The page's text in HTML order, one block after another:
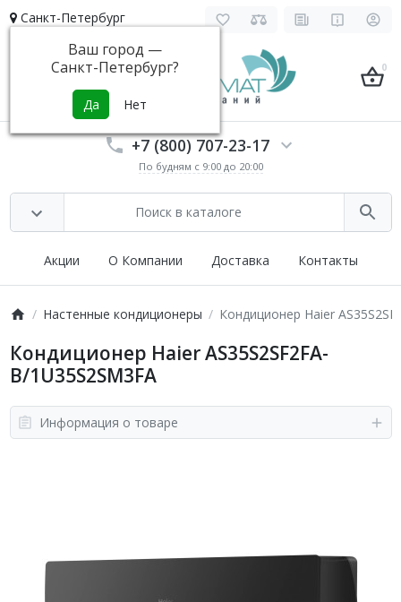
Санкт-Петербург
Ваш город —
Санкт-Петербург? 0
+7 (800) 707-23-17
По будням с 9:00 до 20:00
Акции О Компании Доставка Контакты
Настенные кондиционеры Кондиционер Haier
Кондиционер Haier AS35S2SF2FA-
B/1U35S2SM3FA
Информация о товаре